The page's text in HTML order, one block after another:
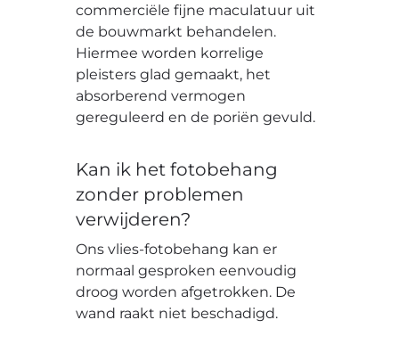
commerciële fijne maculatuur uit
de bouwmarkt behandelen.
Hiermee worden korrelige
pleisters glad gemaakt, het
absorberend vermogen
gereguleerd en de poriën gevuld.
Kan ik het fotobehang
zonder problemen
verwijderen?
Ons vlies-fotobehang kan er
normaal gesproken eenvoudig
droog worden afgetrokken. De
wand raakt niet beschadigd.